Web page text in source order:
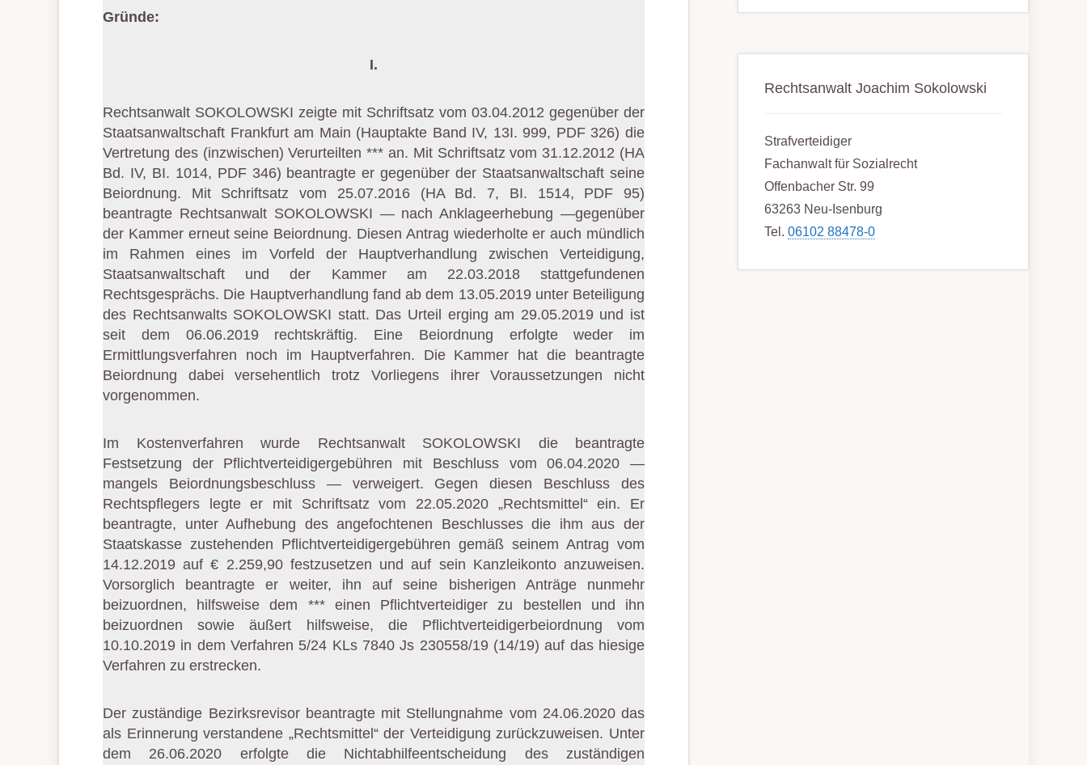
Gründe:
I.
Rechtsanwalt SOKOLOWSKI zeigte mit Schriftsatz vom 03.04.2012 gegenüber der
Staatsanwaltschaft Frankfurt am Main (Hauptakte Band IV, 13I. 999, PDF 326) die
Vertretung des (inzwischen) Verurteilten *** an. Mit Schriftsatz vom 31.12.2012 (HA
Bd. IV, BI. 1014, PDF 346) beantragte er gegenüber der Staatsanwaltschaft seine
Beiordnung. Mit Schriftsatz vom 25.07.2016 (HA Bd. 7, BI. 1514, PDF 95)
beantragte Rechtsanwalt SOKOLOWSKI — nach Anklageerhebung —gegenüber
der Kammer erneut seine Beiordnung. Diesen Antrag wiederholte er auch mündlich
im Rahmen eines im Vorfeld der Hauptverhandlung zwischen Verteidigung,
Staatsanwaltschaft und der Kammer am 22.03.2018 stattgefundenen
Rechtsgesprächs. Die Hauptverhandlung fand ab dem 13.05.2019 unter Beteiligung
des Rechtsanwalts SOKOLOWSKI statt. Das Urteil erging am 29.05.2019 und ist
seit dem 06.06.2019 rechtskräftig. Eine Beiordnung erfolgte weder im
Ermittlungsverfahren noch im Hauptverfahren. Die Kammer hat die beantragte
Beiordnung dabei versehentlich trotz Vorliegens ihrer Voraussetzungen nicht
vorgenommen.
Im Kostenverfahren wurde Rechtsanwalt SOKOLOWSKI die beantragte
Festsetzung der Pflichtverteidigergebühren mit Beschluss vom 06.04.2020 —
mangels Beiordnungsbeschluss — verweigert. Gegen diesen Beschluss des
Rechtspflegers legte er mit Schriftsatz vom 22.05.2020 „Rechtsmittel“ ein. Er
beantragte, unter Aufhebung des angefochtenen Beschlusses die ihm aus der
Staatskasse zustehenden Pflichtverteidigergebühren gemäß seinem Antrag vom
14.12.2019 auf € 2.259,90 festzusetzen und auf sein Kanzleikonto anzuweisen.
Vorsorglich beantragte er weiter, ihn auf seine bisherigen Anträge nunmehr
beizuordnen, hilfsweise dem *** einen Pflichtverteidiger zu bestellen und ihn
beizuordnen sowie äußert hilfsweise, die Pflichtverteidigerbeiordnung vom
10.10.2019 in dem Verfahren 5/24 KLs 7840 Js 230558/19 (14/19) auf das hiesige
Verfahren zu erstrecken.
Der zuständige Bezirksrevisor beantragte mit Stellungnahme vom 24.06.2020 das
als Erinnerung verstandene „Rechtsmittel“ der Verteidigung zurückzuweisen. Unter
dem 26.06.2020 erfolgte die Nichtabhilfeentscheidung des zuständigen
Rechtsanwalt Joachim Sokolowski
Strafverteidiger
Fachanwalt für Sozialrecht
Offenbacher Str. 99
63263 Neu-Isenburg
Tel. 06102 88478-0